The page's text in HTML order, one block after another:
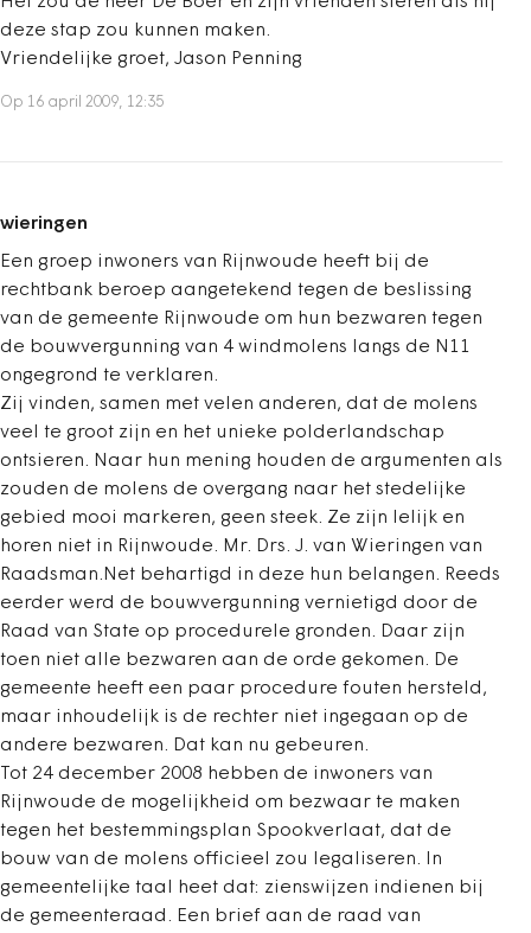
deze stap zou kunnen maken.
Vriendelijke groet, Jason Penning
Op 16 april 2009, 12:35
wieringen
Een groep inwoners van Rijnwoude heeft bij de
rechtbank beroep aangetekend tegen de beslissing
van de gemeente Rijnwoude om hun bezwaren tegen
de bouwvergunning van 4 windmolens langs de N11
ongegrond te verklaren.
Zij vinden, samen met velen anderen, dat de molens
veel te groot zijn en het unieke polderlandschap
ontsieren. Naar hun mening houden de argumenten als
zouden de molens de overgang naar het stedelijke
gebied mooi markeren, geen steek. Ze zijn lelijk en
horen niet in Rijnwoude. Mr. Drs. J. van Wieringen van
Raadsman.Net behartigd in deze hun belangen. Reeds
eerder werd de bouwvergunning vernietigd door de
Raad van State op procedurele gronden. Daar zijn
toen niet alle bezwaren aan de orde gekomen. De
gemeente heeft een paar procedure fouten hersteld,
maar inhoudelijk is de rechter niet ingegaan op de
andere bezwaren. Dat kan nu gebeuren.
Tot 24 december 2008 hebben de inwoners van
Rijnwoude de mogelijkheid om bezwaar te maken
tegen het bestemmingsplan Spookverlaat, dat de
bouw van de molens officieel zou legaliseren. In
gemeentelijke taal heet dat: zienswijzen indienen bij
de gemeenteraad. Een brief aan de raad van